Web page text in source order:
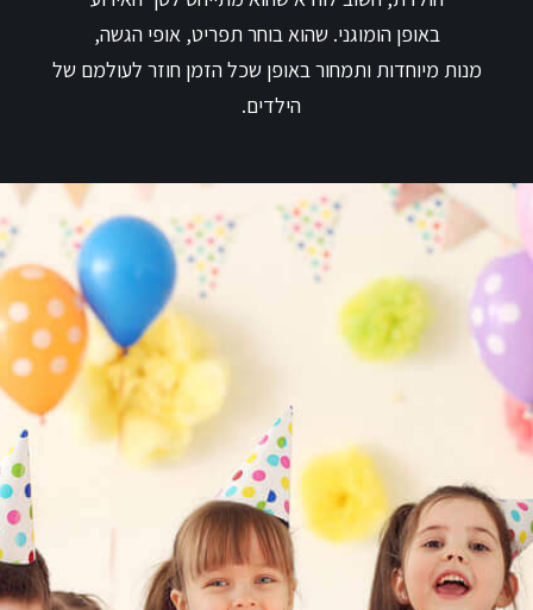
באופן הומוגני. שהוא בוחר תפריט, אופי הגשה,
מנות מיוחדות ותמחור באופן שכל הזמן חוזר לעולמם של
הילדים.